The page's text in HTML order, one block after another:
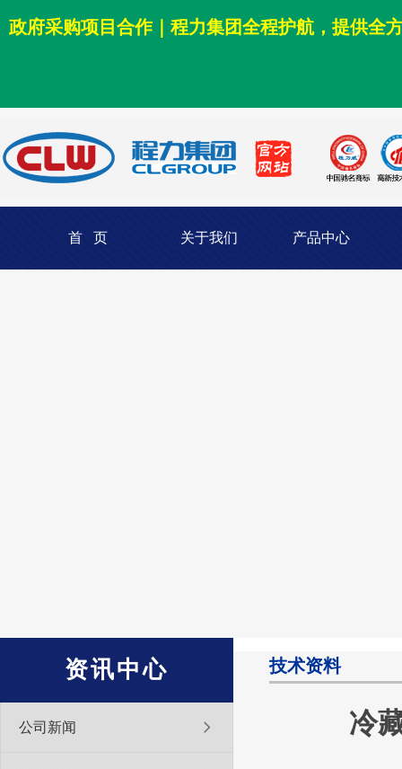
政府采购项目合作｜程力集团全程护航，提供全
首 页 关于我们 产品中心
资讯中心
公司新闻
技术资料
冷